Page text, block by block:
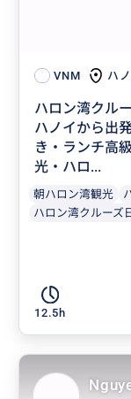
VNM ハ
ハロン湾クル
ハノイから出
き・ランチ高
光・ハロ...
朝ハロン湾観光
ハロン湾クルーズ
12.5h